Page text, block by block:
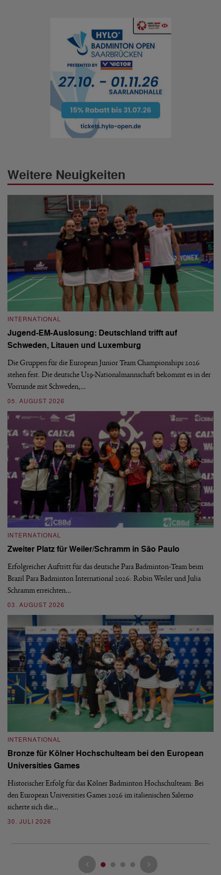
Weitere Neuigkeiten
INTERNATIONAL
Jugend-EM-Auslosung: Deutschland trifft auf
Schweden, Litauen und Luxemburg
Die Gruppen für die European Junior Team Championships 2026
stehen fest. Die deutsche U19-Nationalmannschaft bekommt es in der
Vorrunde mit Schweden,…
05. AUGUST 2026
INTERNATIONAL
Zweiter Platz für Weiler/Schramm in São Paulo
Erfolgreicher Auftritt für das deutsche Para Badminton-Team beim
Brazil Para Badminton International 2026: Robin Weiler und Julia
Schramm erreichten…
03. AUGUST 2026
INTERNATIONAL
Bronze für Kölner Hochschulteam bei den European
Universities Games
Historischer Erfolg für das Kölner Badminton Hochschulteam: Bei
den European Universities Games 2026 im italienischen Salerno
sicherte sich die…
30. JULI 2026